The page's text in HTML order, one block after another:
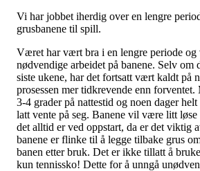
Vi har jobbet iherdig over en lengre
grusbanene til spill.
Været har vært bra i en lengre periode og
nødvendige arbeidet på banene. Selv
siste ukene, har det fortsatt vært kaldt på
prosessen mer tidkrevende enn
3-4 grader på nattestid og noen dager
latt vente på seg. Banene vil være litt løse
det alltid er ved oppstart, da er det viktig
banene er flinke til å legge tilbake grus
banen etter bruk. Det er ikke tillatt å
kun tennissko! Dette for å unngå